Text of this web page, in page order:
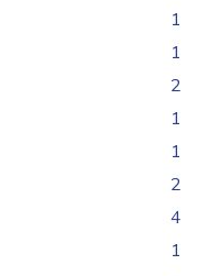
1
1
2
1
1
2
4
1